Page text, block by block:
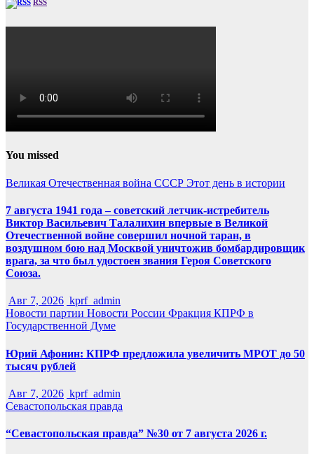
RSS
You missed
Великая Отечественная война СССР Этот день в истории
7 августа 1941 года – советский летчик-истребитель
Виктор Васильевич Талалихин впервые в Великой
Отечественной войне совершил ночной таран, в
воздушном бою над Москвой уничтожив бомбардировщик
врага, за что был удостоен звания Героя Советского
Союза.
Авг 7, 2026 kprf_admin
Новости партии Новости России Фракция КПРФ в
Государственной Думе
Юрий Афонин: КПРФ предложила увеличить МРОТ до 50
тысяч рублей
Авг 7, 2026 kprf_admin
Севастопольская правда
“Севастопольская правда” №30 от 7 августа 2026 г.